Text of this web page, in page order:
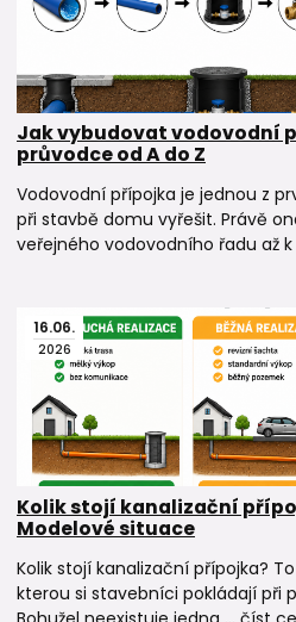
Jak vybudovat vodovodní
průvodce od A do Z
Vodovodní přípojka je jednou z
při stavbě domu vyřešit. Právě
veřejného vodovodního řadu až k
16.06.
2026
Kolik stojí kanalizační
Modelové situace
Kolik stojí kanalizační přípojka?
kterou si stavebníci pokládají při